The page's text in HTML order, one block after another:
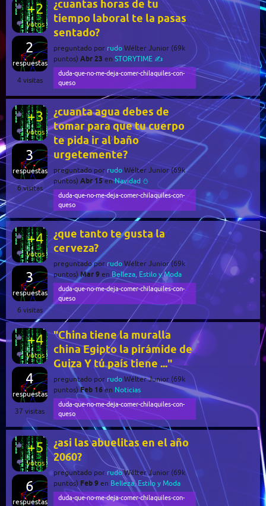
+2
votos
2
respuestas
4visitas
¿cuantas horas de tu
tiempo laboral te la pasas
sentado?
preguntado por rudo Wélter Junior (69k
puntos) Abr 23 en STORYTIME ✍️
duda-que-no-me-deja-comer-chilaquiles-con-
queso
+3
votos
3
respuestas
6visitas
¿cuanta agua debes de
tomar para que tu cuerpo
te pida ir al baño
urgetemente?
preguntado por rudo Wélter Junior (69k
puntos) Abr 15 enNavidad ⛄
duda-que-no-me-deja-comer-chilaquiles-con-
queso
+4
votos
3
respuestas
6 visitas
¿que tanto te gusta la
cerveza?
preguntado por rudo Wélter Junior (69k
puntos) Mar 9 en Belleza, Estilo y Moda
duda-que-no-me-deja-comer-chilaquiles-con-
queso
+4
votos
4
respuestas
37 visitas
"China tiene la muralla
china Egipto la pirámide de
Guiza Y tú país tiene ..."
preguntado por rudo Wélter Junior (69k
puntos) Feb 16 en Noticias
duda-que-no-me-deja-comer-chilaquiles-con-
queso
+5
votos
6
respuestas
¿asi las abuelitas en el año
2060?
preguntado por rudo Wélter Junior (69k
puntos) Feb 9 en Belleza, Estilo y Moda
duda-que-no-me-deja-comer-chilaquiles-con-